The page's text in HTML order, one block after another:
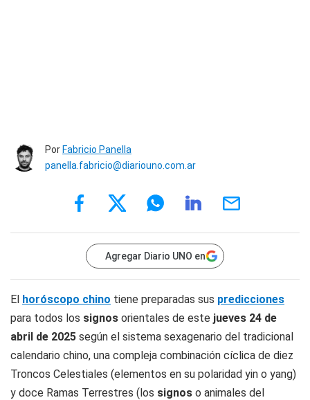
Por Fabricio Panella
panella.fabricio@diariouno.com.ar
Agregar Diario UNO en
El horóscopo chino tiene preparadas sus predicciones
para todos los signos orientales de este jueves 24 de
abril de 2025 según el sistema sexagenario del tradicional
calendario chino, una compleja combinación cíclica de diez
Troncos Celestiales (elementos en su polaridad yin o yang)
y doce Ramas Terrestres (los signos o animales del